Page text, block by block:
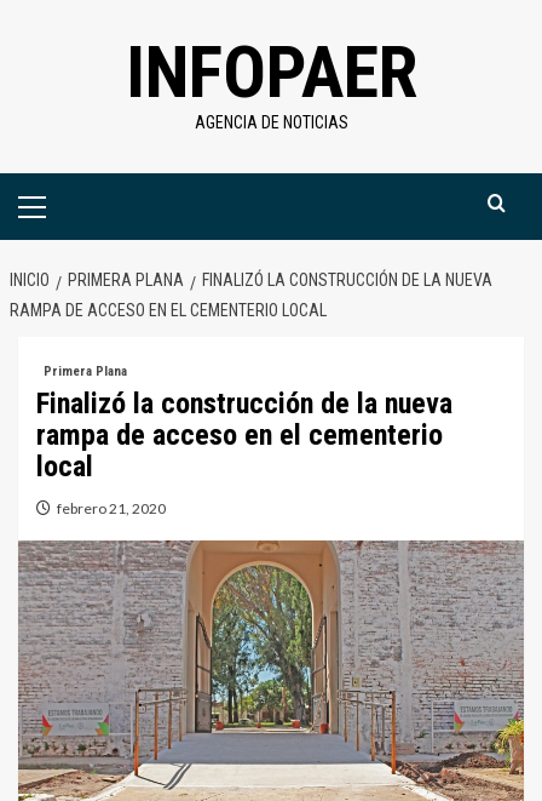
INFOPAER
AGENCIA DE NOTICIAS
Menú
INICIO PRIMERA PLANA
FINALIZÓ LA CONSTRUCCIÓN DE LA NUEVA
RAMPA DE ACCESO EN EL CEMENTERIO LOCAL
Primera Plana
Finalizó la construcción de la nueva
rampa de acceso en el cementerio
local
febrero 21, 2020